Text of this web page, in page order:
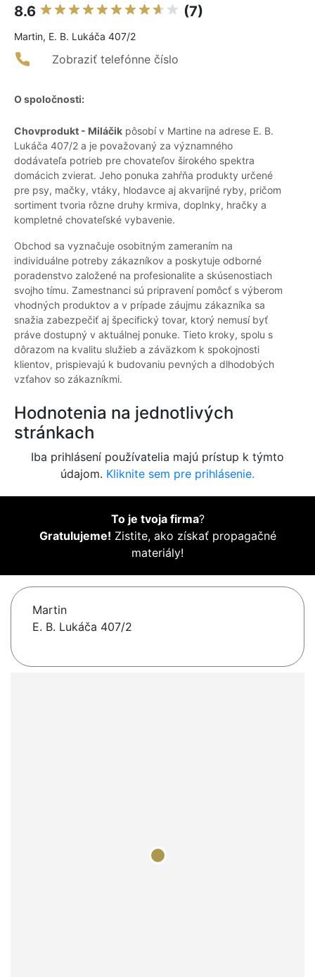
8.6 (7)
Martin, E. B. Lukáča 407/2
Zobraziť telefónne číslo
O spoločnosti:
Chovprodukt - Miláčik pôsobí v Martine na adrese E. B.
Lukáča 407/2 a je považovaný za významného
dodávateľa potrieb pre chovateľov širokého spektra
domácich zvierat. Jeho ponuka zahŕňa produkty určené
pre psy, mačky, vtáky, hlodavce aj akvarijné ryby, pričom
sortiment tvoria rôzne druhy krmiva, doplnky, hračky a
kompletné chovateľské vybavenie.
Obchod sa vyznačuje osobitným zameraním na
individuálne potreby zákazníkov a poskytuje odborné
poradenstvo založené na profesionalite a skúsenostiach
svojho tímu. Zamestnanci sú pripravení pomôcť s výberom
vhodných produktov a v prípade záujmu zákazníka sa
snažia zabezpečiť aj špecifický tovar, ktorý nemusí byť
práve dostupný v aktuálnej ponuke. Tieto kroky, spolu s
dôrazom na kvalitu služieb a záväzkom k spokojnosti
klientov, prispievajú k budovaniu pevných a dlhodobých
vzťahov so zákazníkmi.
Hodnotenia na jednotlivých
stránkach
Iba prihlásení používatelia majú prístup k týmto
údajom. Kliknite sem pre prihlásenie.
To je tvoja firma?
Gratulujeme! Zistite, ako získať propagačné
materiály!
Martin
E. B. Lukáča 407/2